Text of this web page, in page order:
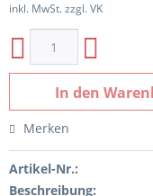
inkl. MwSt. zzgl. VK
In den
Merken
Artikel-Nr.:
Beschreibung: